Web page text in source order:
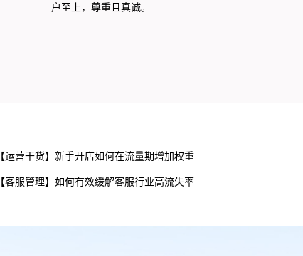
户至上，尊重且真诚。
【运营干货】新手开店如何在流量期增加权重
【客服管理】如何有效缓解客服行业高流失率